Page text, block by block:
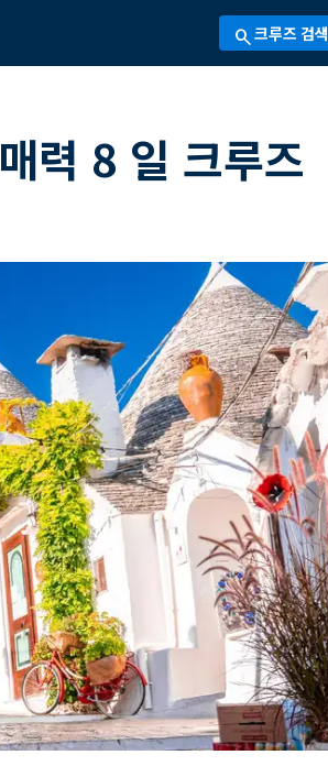
search크루즈 검색
력 8 일 크루즈